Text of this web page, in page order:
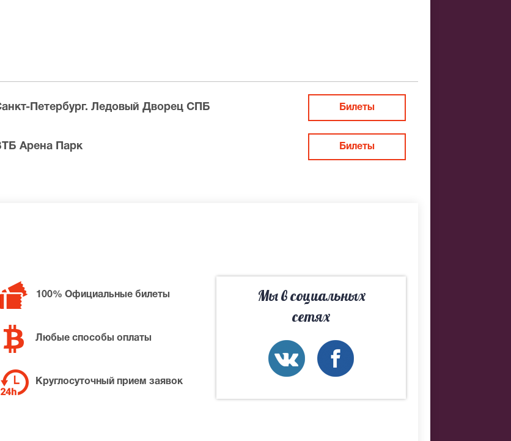
туром «ЗО световых лет». Музыканты объявили о
большое турне по Соединенным Штатам Америки и
исполнителями, так, весной прошлого года они выступили
знакомят с лучшими работами исполнителей. «Пикник» в
Петербург. Ледовый Дворец СПБ Билеты
Арена Парк Билеты
100% Официальные билеты
Любые способы оплаты
Круглосуточный прием заявок
Мы в социальных
сетях